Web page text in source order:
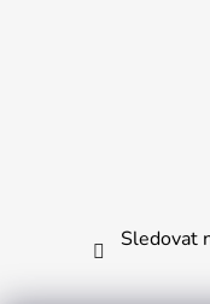
Sledovat